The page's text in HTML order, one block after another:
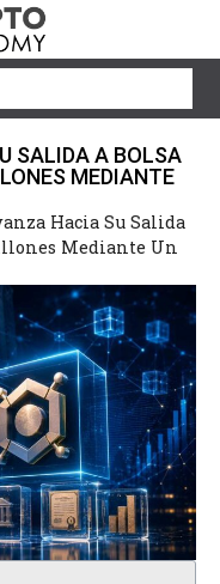
SALIDA A BOLSA
MEDIANTE
Hacia Su Salida
Mediante Un